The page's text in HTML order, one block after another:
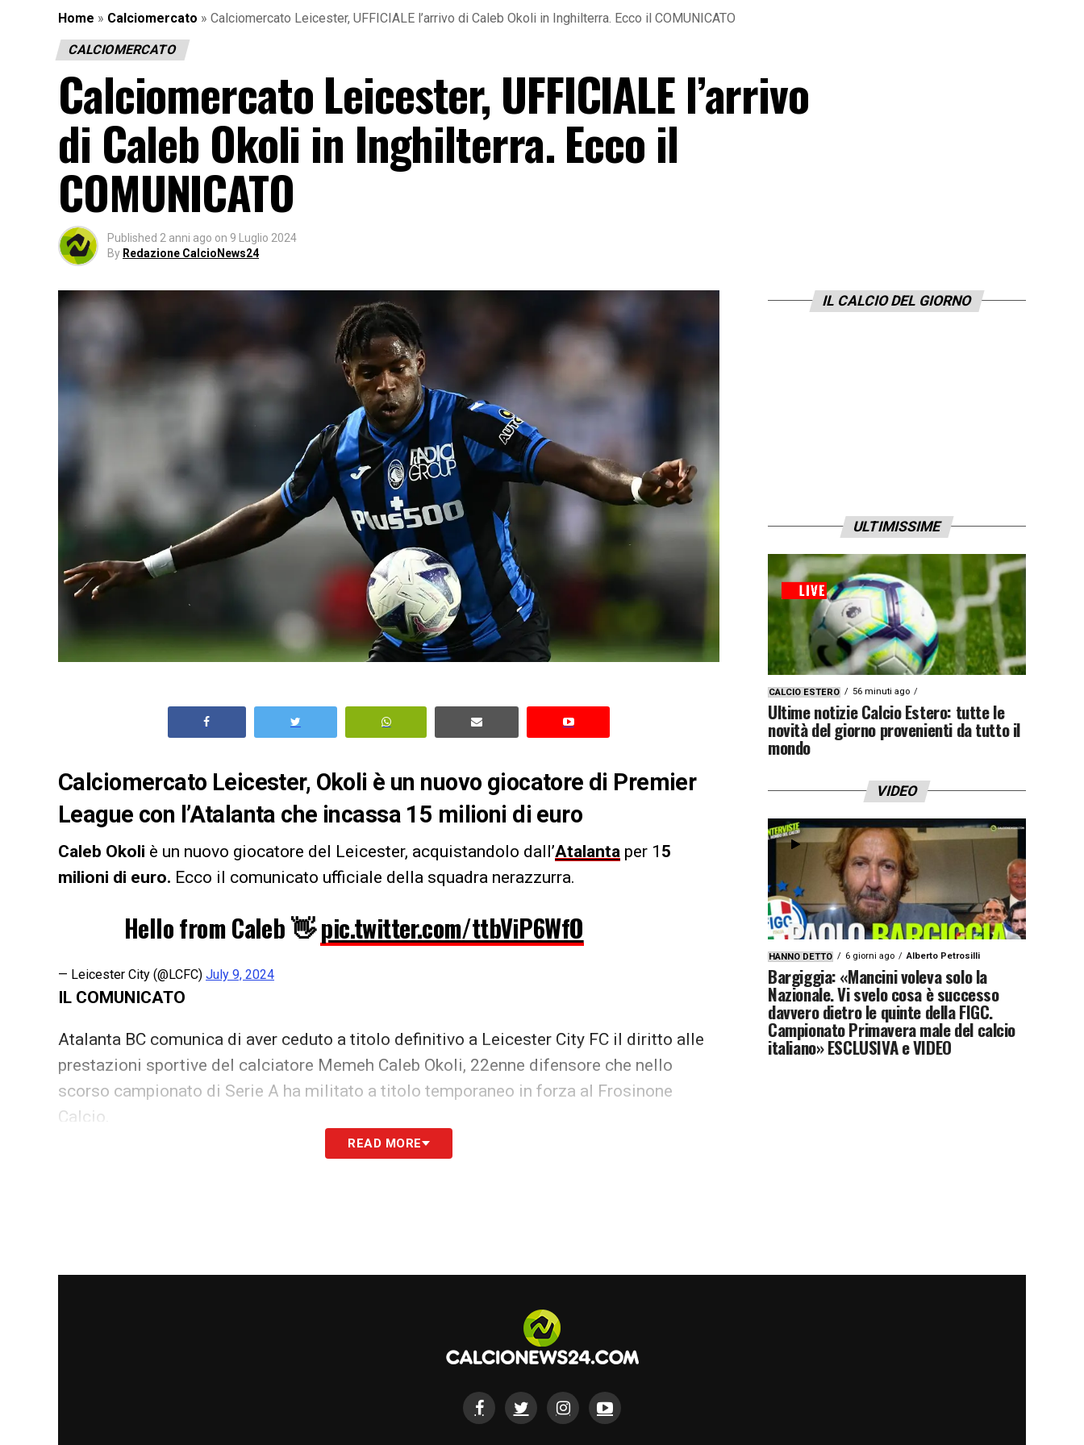
Home » Calciomercato » Calciomercato Leicester, UFFICIALE l’arrivo di Caleb Okoli in Inghilterra. Ecco il COMUNICATO
CALCIOMERCATO
Calciomercato Leicester, UFFICIALE l’arrivo
di Caleb Okoli in Inghilterra. Ecco il
COMUNICATO
Published 2 anni ago on 9 Luglio 2024
By Redazione CalcioNews24
Calciomercato Leicester, Okoli è un nuovo giocatore di Premier
League con l’Atalanta che incassa 15 milioni di euro
Caleb Okoli è un nuovo giocatore del Leicester, acquistandolo dall’Atalanta per 1 5
milioni di euro. Ecco il comunicato ufficiale della squadra nerazzurra.
Hello from Caleb 👋pic.twitter.com/ttbViP6WfO
— Leicester City (@LCFC) July 9, 2024
IL COMUNICATO
Atalanta BC comunica di aver ceduto a titolo definitivo a Leicester City FC il diritto alle
prestazioni sportive del calciatore Memeh Caleb Okoli, 22enne difensore che nello
scorso campionato di Serie A ha militato a titolo temporaneo in forza al Frosinone
Calcio.
Atalanta BC augura a Caleb le migliori soddisfazioni per il prosieguo della sua carriera
READ MORE
IL CALCIO DEL GIORNO
ULTIMISSIME
CALCIO ESTERO 56 minuti ago
Ultime notizie Calcio Estero: tutte le
novità del giorno provenienti da tutto il
mondo
VIDEO
HANNO DETTO 6 giorni ago Alberto Petrosilli
Bargiggia: «Mancini voleva solo la
Nazionale. Vi svelo cosa è successo
davvero dietro le quinte della FIGC.
Campionato Primavera male del calcio
italiano» ESCLUSIVA e VIDEO